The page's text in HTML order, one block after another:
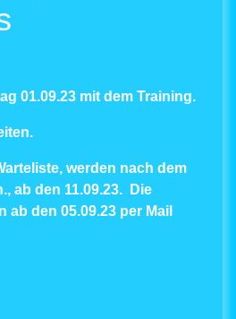
01.09.23 mit dem Training.
werden nach dem
ab den 11.09.23. Die
ab den 05.09.23 per Mail